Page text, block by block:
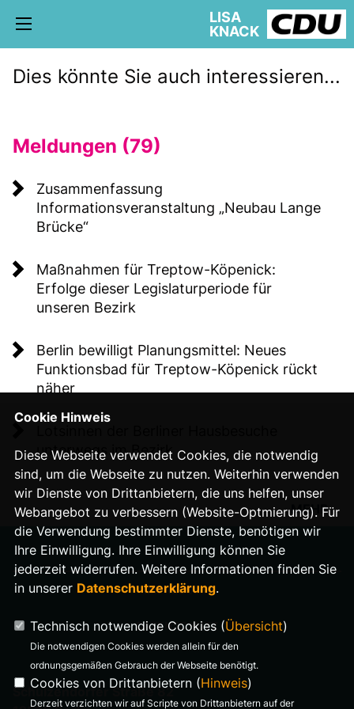
5. WAHLKREIS TREPTOW-KÖPENICK
BÜRGERBÜRO
schriftliche Anfragen
AUSSCHÜSSE
LISA
KNACK
Dies könnte Sie auch interessieren...
Meldungen (79)
Zusammenfassung
Informationsveranstaltung „Neubau Lange
Brücke“
Maßnahmen für Treptow-Köpenick:
Erfolge dieser Legislaturperiode für
unseren Bezirk
Berlin bewilligt Planungsmittel: Neues
Funktionsbad für Treptow-Köpenick rückt
näher
unterwegs im Bezirk
MEHR
IMPRESSUM
DATENSCHUTZ
Schulzendorfer Straße 82
Cookie Hinweis
Diese Webseite verwendet Cookies, die notwendig
sind, um die Webseite zu nutzen. Weiterhin verwenden
wir Dienste von Drittanbietern, die uns helfen, unser
Webangebot zu verbessern (Website-Optmierung). Für
die Verwendung bestimmter Dienste, benötigen wir
Ihre Einwilligung. Ihre Einwilligung können Sie
jederzeit widerrufen. Weitere Informationen finden Sie
in unserer Datenschutzerklärung.
Technisch notwendige Cookies (Übersicht)
Die notwendigen Cookies werden allein für den
ordnungsgemäßen Gebrauch der Webseite benötigt.
Cookies von Drittanbietern (Hinweis)
Derzeit verzichten wir auf Scripte von Drittanbietern auf der